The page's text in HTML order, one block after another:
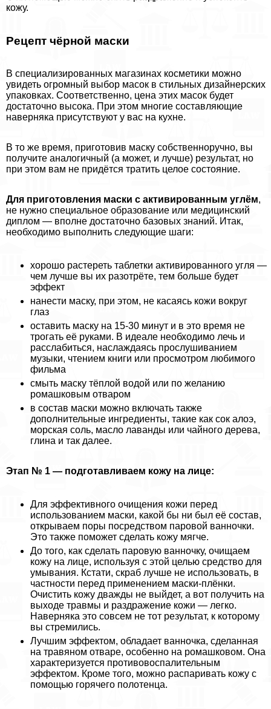
кожу.
Рецепт чёрной маски
В специализированных магазинах косметики можно
увидеть огромный выбор масок в стильных дизайнерских
упаковках. Соответственно, цена этих масок будет
достаточно высока. При этом многие составляющие
наверняка присутствуют у вас на кухне.
В то же время, приготовив маску собственноручно, вы
получите аналогичный (а может, и лучше) результат, но
при этом вам не придётся тратить целое состояние.
Для приготовления маски с активированным углём,
не нужно специальное образование или медицинский
диплом — вполне достаточно базовых знаний. Итак,
необходимо выполнить следующие шаги:
хорошо растереть таблетки активированного угля —
чем лучше вы их разотрёте, тем больше будет
эффект
нанести маску, при этом, не касаясь кожи вокруг
глаз
оставить маску на 15-30 минут и в это время не
трогать её руками. В идеале необходимо лечь и
расслабиться, наслаждаясь прослушиванием
музыки, чтением книги или просмотром любимого
фильма
смыть маску тёплой водой или по желанию
ромашковым отваром
в состав маски можно включать также
дополнительные ингредиенты, такие как сок алоэ,
морская соль, масло лаванды или чайного дерева,
глина и так далее.
Этап № 1 — подготавливаем кожу на лице:
Для эффективного очищения кожи перед
использованием маски, какой бы ни был её состав,
открываем поры посредством паровой ванночки.
Это также поможет сделать кожу мягче.
До того, как сделать паровую ванночку, очищаем
кожу на лице, используя с этой целью средство для
умывания. Кстати, скраб лучше не использовать, в
частности перед применением маски-плёнки.
Очистить кожу дважды не выйдет, а вот получить на
выходе травмы и раздражение кожи — легко.
Наверняка это совсем не тот результат, к которому
вы стремились.
Лучшим эффектом, обладает ванночка, сделанная
на травяном отваре, особенно на ромашковом. Она
хаpaктеризуется противовоспалительным
эффектом. Кроме того, можно распаривать кожу с
помощью горячего полотенца.